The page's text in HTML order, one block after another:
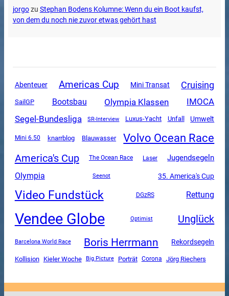
jorgozu Stephan Bodens Kolumne: Wenn du ein Boot kaufst,
von dem du noch nie zuvor etwas gehört hast
Abenteuer Americas Cup Mini Transat Cruising
SailGP Bootsbau Olympia Klassen IMOCA
Segel-Bundesliga SR-Interview Luxus-Yacht Unfall Umwelt
Mini 6.50 knarrblog Blauwasser Volvo Ocean Race
America's Cup The Ocean Race Laser Jugendsegeln
Olympia Seenot 35. America's Cup
Video Fundstück DGzRS Rettung
Vendee Globe Optimist Unglück
Barcelona World Race Boris Herrmann Rekordsegeln
Kollision Kieler Woche Big Picture Porträt Corona Jörg Riechers